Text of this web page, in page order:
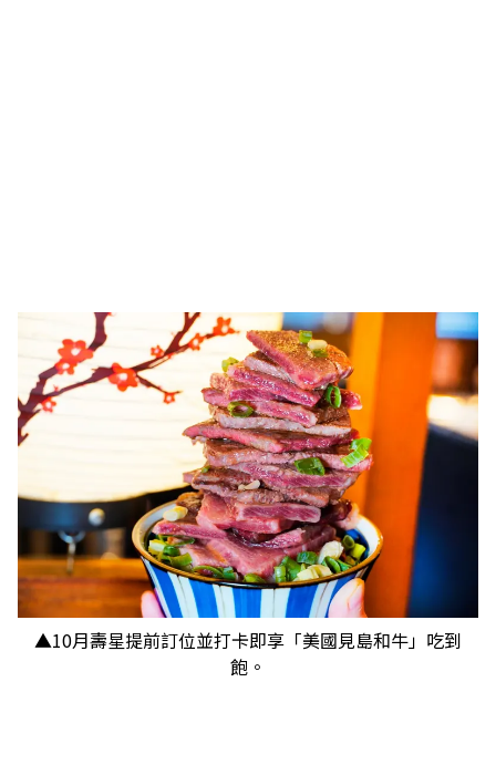
▲10月壽星提前訂位並打卡即享「美國見島和牛」吃到
飽。